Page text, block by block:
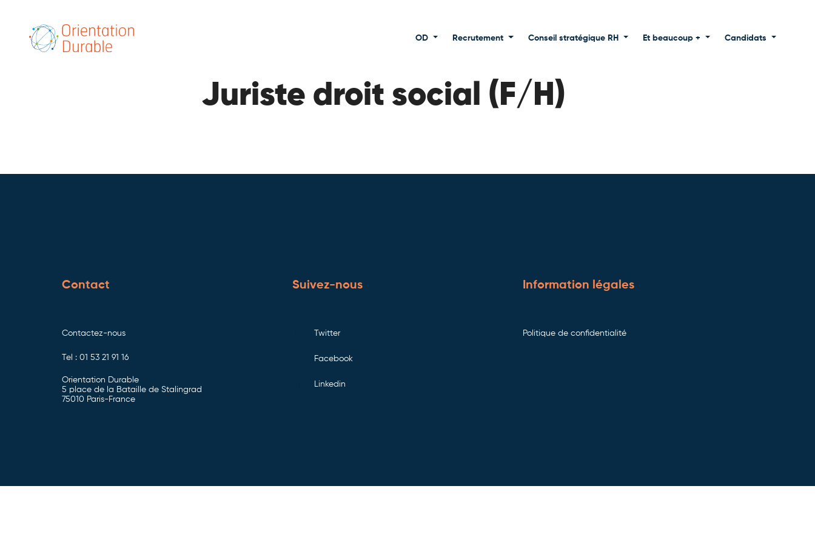
OD Recrutement Conseil stratégique RH Et beaucoup + Candidats
Juriste droit social (F/H)
Contact
Contactez-nous
Tel : 01 53 21 91 16
Orientation Durable
5 place de la Bataille de Stalingrad
75010 Paris-France
Suivez-nous
Twitter
Facebook
Linkedin
Information légales
Politique de confidentialité